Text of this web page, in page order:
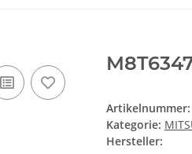
Artikelnummer:
Kategorie:
Hersteller: